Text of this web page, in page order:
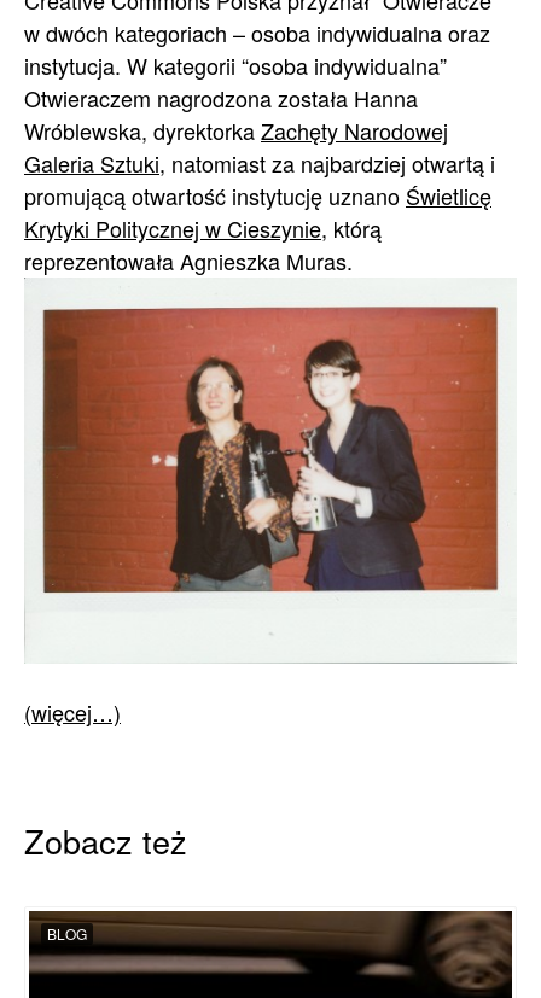
w dwóch kategoriach – osoba indywidualna oraz
instytucja. W kategorii “osoba indywidualna”
Otwieraczem nagrodzona została Hanna
Wróblewska, dyrektorkaZachęty Narodowej
Galeria Sztuki, natomiast za najbardziej otwartą i
promującą otwartość instytucję uznano Świetlicę
Krytyki Politycznej w Cieszynie, którą
reprezentowała Agnieszka Muras.
(więcej…)
Zobacz też
BLOG